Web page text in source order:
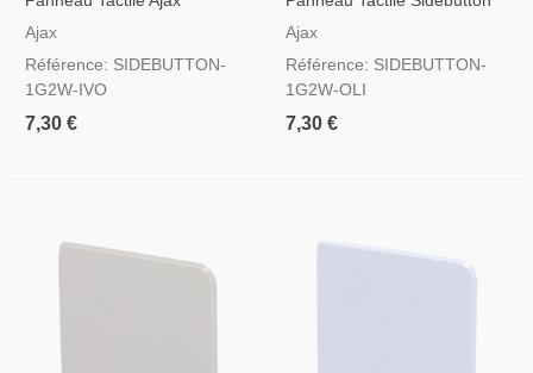
Sidebutton Pour Interrupteur
Couleur Ivoire
Ajax
Référence: SIDEBUTTON-
1G2W-IVO
7,30 €
Ajax Pour Interrupteur
Couleur Olive
Ajax
Référence: SIDEBUTTON-
1G2W-OLI
7,30 €